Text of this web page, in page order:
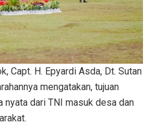
Capt. H. Epyardi Asda, Dt. Sutan
mengatakan, tujuan
nyata dari TNI masuk desa dan